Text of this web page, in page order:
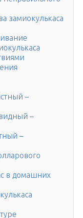
замиокулькаса
–
–
–
в домашних